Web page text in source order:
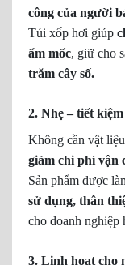
công của người
Túi xốp hơi giúp
ẩm mốc, giữ cho
trăm cây số.
2. Nhẹ – tiết
Không cần vật
giảm chi phí vận
Sản phẩm được
sử dụng, thân
cho doanh nghiệp
3. Linh hoạt cho